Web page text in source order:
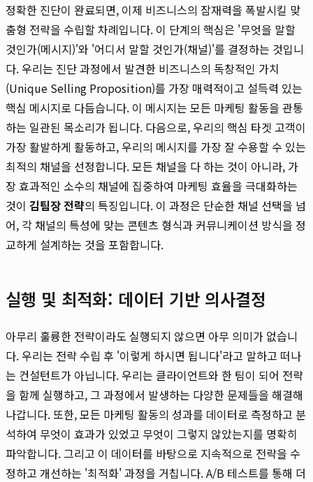
정확한 진단이 완료되면, 이제 비즈니스의 잠재력을 폭발시킬 맞
춤형 전략을 수립할 차례입니다. 이 단계의 핵심은 '무엇을 말할
것인가(메시지)'와 '어디서 말할 것인가(채널)'를 결정하는 것입니
다. 우리는 진단 과정에서 발견한 비즈니스의 독창적인 가치
(Unique Selling Proposition)를 가장 매력적이고 설득력 있는
핵심 메시지로 다듬습니다. 이 메시지는 모든 마케팅 활동을 관통
하는 일관된 목소리가 됩니다. 다음으로, 우리의 핵심 타겟 고객이
가장 활발하게 활동하고, 우리의 메시지를 가장 잘 수용할 수 있는
최적의 채널을 선정합니다. 모든 채널을 다 하는 것이 아니라, 가
장 효과적인 소수의 채널에 집중하여 마케팅 효율을 극대화하는
것이 김팀장 전략의 특징입니다. 이 과정은 단순한 채널 선택을 넘
어, 각 채널의 특성에 맞는 콘텐츠 형식과 커뮤니케이션 방식을 정
교하게 설계하는 것을 포함합니다.
실행 및 최적화: 데이터 기반 의사결정
아무리 훌륭한 전략이라도 실행되지 않으면 아무 의미가 없습니
다. 우리는 전략 수립 후 '이렇게 하시면 됩니다'라고 말하고 떠나
는 컨설턴트가 아닙니다. 우리는 클라이언트와 한 팀이 되어 전략
을 함께 실행하고, 그 과정에서 발생하는 다양한 문제들을 해결해
나갑니다. 또한, 모든 마케팅 활동의 성과를 데이터로 측정하고 분
석하여 무엇이 효과가 있었고 무엇이 그렇지 않았는지를 명확히
파악합니다. 그리고 이 데이터를 바탕으로 지속적으로 전략을 수
정하고 개선하는 '최적화' 과정을 거칩니다. A/B 테스트를 통해 더